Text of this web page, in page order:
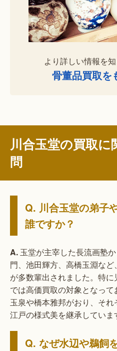
より詳しい情報を
骨董品買取を
川合玉堂の買取
問
Q. 川合玉堂の弟子
誰ですか？
A. 玉堂が主宰した長流画塾か
門、池田輝方、高橋玉淵な
が多数輩出されました。特
では高価買取の対象となっ
玉泉や橋本雅邦がおり、そ
江戸の様式美を継承していま
Q. なぜ水辺や鵜飼